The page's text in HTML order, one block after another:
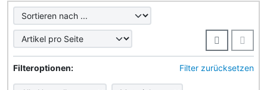
Hier können Sie die nachfolgenden Artikel umsortieren
Hier können Sie die nachfolgenden Artikel nach ihren
Filteroptionen: Filter zurücksetzen